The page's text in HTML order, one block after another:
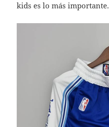
kids es lo más importante.